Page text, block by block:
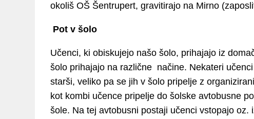
okoliš OŠ Šentrupert, gravitirajo na Mirno
Pot v šolo
Učenci, ki obiskujejo našo šolo, prihajajo iz
šolo prihajajo na različne načine. Nekateri
starši, veliko pa se jih v šolo pripelje z
kot kombi učence pripelje do šolske avtobusne
šole. Na tej avtobusni postaji učenci vstopajo oz.